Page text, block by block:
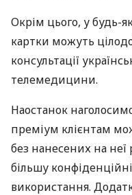
Окрім цього, у будь-
картки можуть
консультації
телемедицини.
Наостанок
преміум клієнтам
без нанесених на
більшу
використання.